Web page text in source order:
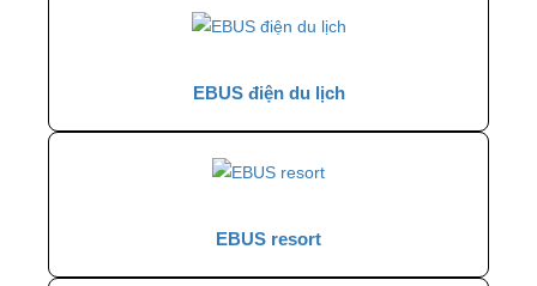
EBUS điện du lịch
EBUS resort